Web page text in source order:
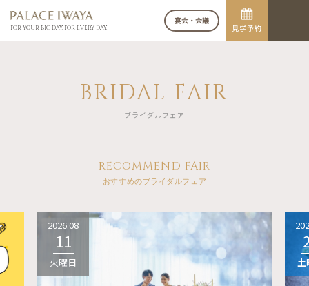
FOR YOUR BIG DAY. FOR EVERY DAY.
宴会・会議
見学予約
BRIDAL FAIR
ブライダルフェア
RECOMMEND FAIR
おすすめのブライダルフェア
2026.08
11
火曜日 土